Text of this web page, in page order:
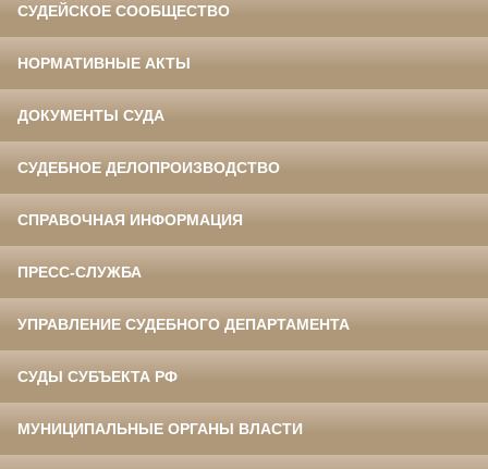
СУДЕЙСКОЕ СООБЩЕСТВО
НОРМАТИВНЫЕ АКТЫ
ДОКУМЕНТЫ СУДА
СУДЕБНОЕ ДЕЛОПРОИЗВОДСТВО
СПРАВОЧНАЯ ИНФОРМАЦИЯ
ПРЕСС-СЛУЖБА
УПРАВЛЕНИЕ СУДЕБНОГО ДЕПАРТАМЕНТА
СУДЫ СУБЪЕКТА РФ
МУНИЦИПАЛЬНЫЕ ОРГАНЫ ВЛАСТИ